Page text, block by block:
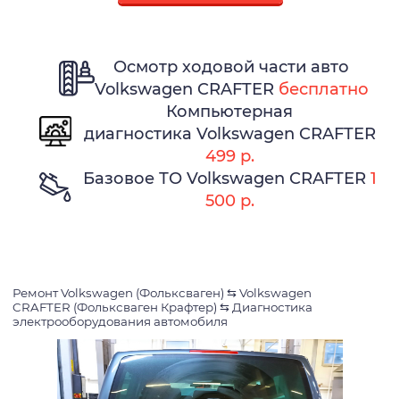
Осмотр ходовой части авто
Volkswagen CRAFTER бесплатно
Компьютерная
диагностика Volkswagen CRAFTER
499 р.
Базовое ТО Volkswagen CRAFTER 1
500 р.
Ремонт Volkswagen (Фольксваген) ⇆ Volkswagen
CRAFTER (Фольксваген Крафтер) ⇆ Диагностика
электрооборудования автомобиля